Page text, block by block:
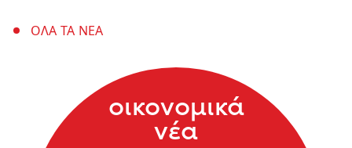
ΟΛΑ ΤΑ ΝΕΑ
οικονομικά
νέα